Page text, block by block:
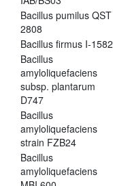
Bacillus pumilus QST
2808
Bacillus firmus I-1582
Bacillus
amyloliquefaciens
subsp. plantarum
D747
Bacillus
amyloliquefaciens
strain FZB24
Bacillus
amyloliquefaciens